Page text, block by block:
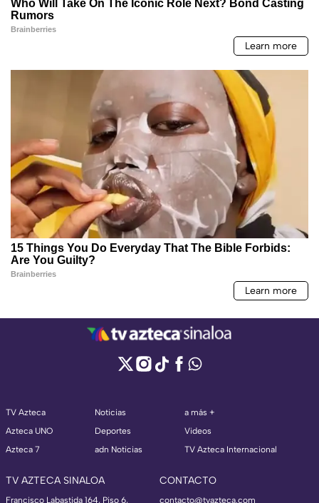
TV Azteca
Azteca UNO
Azteca 7
Noticias
Deportes
adn Noticias
a más +
Videos
TV Azteca Internacional
TV AZTECA SINALOA
Francisco Labastida 164, Piso 6,
CONTACTO
contacto@tvazteca.com